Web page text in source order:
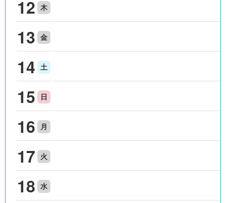
12 木
13 金
14 土
15 日
16 月
17 火
18 水